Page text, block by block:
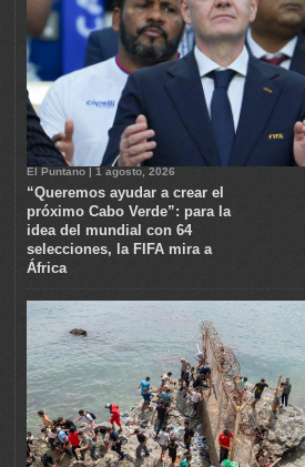
El Puntano | 1 agosto, 2026
“Queremos ayudar a crear el
próximo Cabo Verde”: para la
idea del mundial con 64
selecciones, la FIFA mira a
África